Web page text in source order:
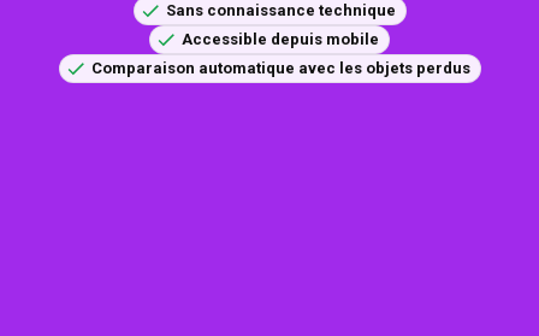
Sans connaissance technique
Accessible depuis mobile
Comparaison automatique avec les objets perdus